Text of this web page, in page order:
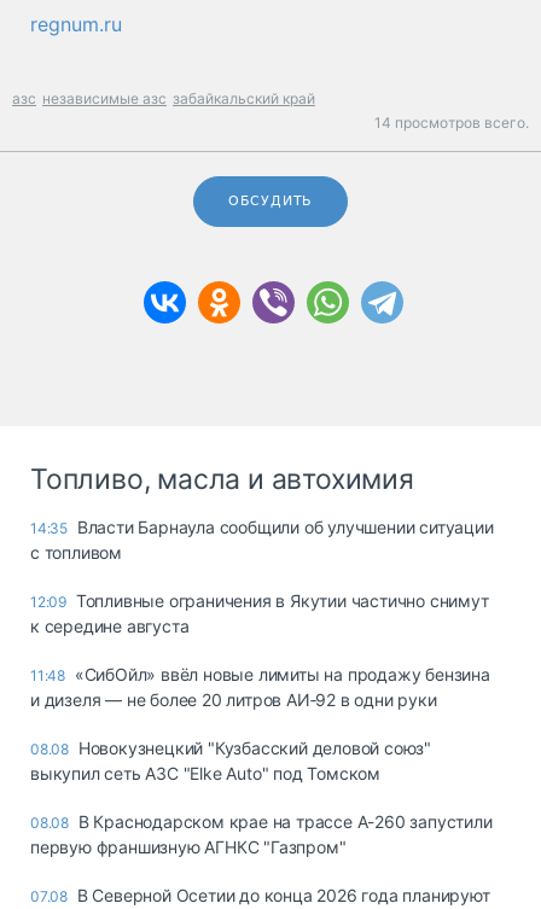
regnum.ru
азс независимые азс забайкальский край
14 просмотров всего.
ОБСУДИТЬ
Топливо, масла и автохимия
14:35 Власти Барнаула сообщили об улучшении ситуации
с топливом
12:09 Топливные ограничения в Якутии частично снимут
к середине августа
11:48 «СибОйл» ввёл новые лимиты на продажу бензина
и дизеля — не более 20 литров АИ‑92 в одни руки
08.08 Новокузнецкий "Кузбасский деловой союз"
выкупил сеть АЗС "Elke Auto" под Томском
08.08 В Краснодарском крае на трассе А-260 запустили
первую франшизную АГНКС "Газпром"
07.08 В Северной Осетии до конца 2026 года планируют